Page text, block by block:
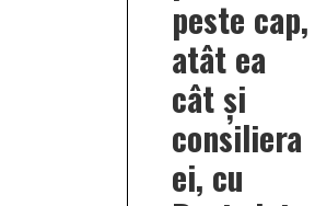
peste cap,
atât ea
cât și
consiliera
ei, cu